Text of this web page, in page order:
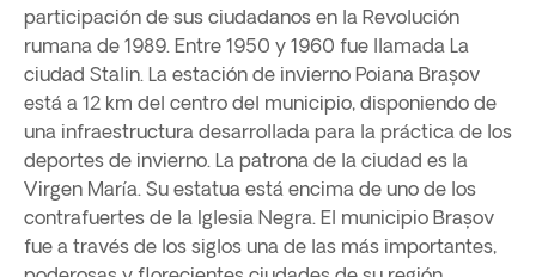
participación de sus ciudadanos en la Revolución
rumana de 1989. Entre 1950 y 1960 fue llamada La
ciudad Stalin. La estación de invierno Poiana Brașov
está a 12 km del centro del municipio, disponiendo de
una infraestructura desarrollada para la práctica de los
deportes de invierno. La patrona de la ciudad es la
Virgen María. Su estatua está encima de uno de los
contrafuertes de la Iglesia Negra. El municipio Brașov
fue a través de los siglos una de las más importantes,